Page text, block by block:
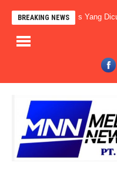
BREAKING NEWS
Pos-Pos Yang Dicurigai